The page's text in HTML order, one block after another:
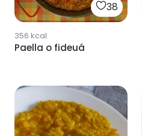
38
356 kcal
Paella o fideuá